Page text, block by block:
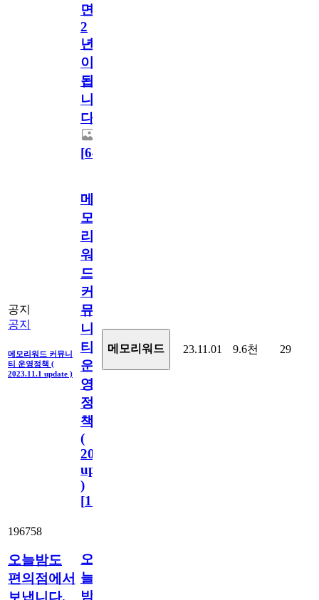
면
2
년
이
됩
니
다.
[64
공지
공지
메모리워드 커뮤니
티 운영정책 (
2023.11.1 update )
메
모
리
워
드
커
뮤
니
티
운
영
정
책
(
2023.11.1
update
)
[110
메모리워드 23.11.01 9.6천 29
196758
오늘밤도
편의점에서
보냅니다.
오
늘
밤